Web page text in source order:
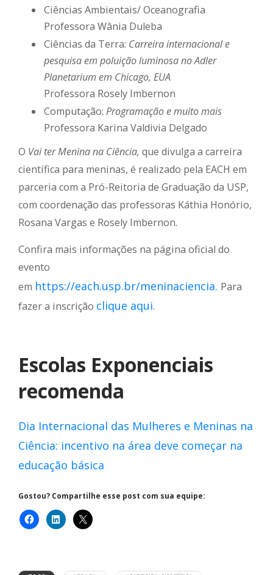
Ciências Ambientais/ Oceanografia
Professora Wânia Duleba
Ciências da Terra: Carreira internacional e
pesquisa em poluição luminosa no Adler
Planetarium em Chicago, EUA
Professora Rosely Imbernon
Computação: Programação e muito mais
Professora Karina Valdivia Delgado
O Vai ter Menina na Ciência, que divulga a carreira
científica para meninas, é realizado pela EACH em
parceria com a Pró-Reitoria de Graduação da USP,
com coordenação das professoras Káthia Honório,
Rosana Vargas e Rosely Imbernon.
Confira mais informações na página oficial do
evento
em https://each.usp.br/meninaciencia. Para
fazer a inscrição clique aqui.
Escolas Exponenciais
recomenda
Dia Internacional das Mulheres e Meninas na
Ciência: incentivo na área deve começar na
educação básica
Gostou? Compartilhe esse post com sua equipe: